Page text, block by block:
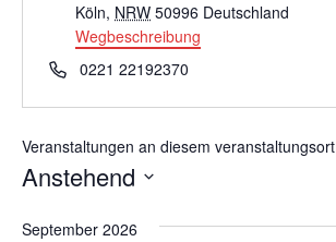
Köln, NRW 50996 Deutschland
Wegbeschreibung
Telefon0221 22192370
Veranstaltungen an diesem veranstaltungsort
Anstehend
wählen.
September 2026